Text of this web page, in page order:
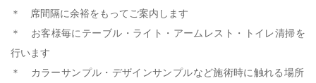
＊ 席間隔に余裕をもってご案内します
＊ お客様毎にテーブル・ライト・アームレスト・トイレ清掃を
行います
＊ カラーサンプル・デザインサンプルなど施術時に触れる場所